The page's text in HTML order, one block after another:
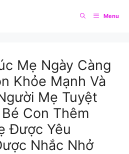
Menu
Mẹ Ngày Càng
Khỏe Mạnh Và
Mẹ Tuyệt
Con Thêm
Được Yêu
Nhắc Nhở